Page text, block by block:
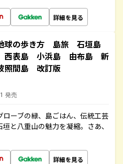
詳細を見る
球の歩き方 島旅 石垣島
西表島 小浜島 由布島 新
照間島 改訂版
発売
ローブの緑、島ごはん、伝統工芸
と八重山の魅力を凝縮。さあ、
詳細を見る